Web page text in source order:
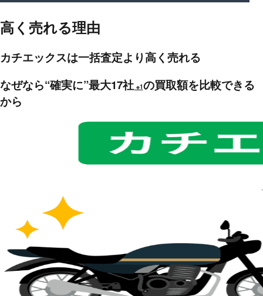
高く売れる理由
カチエックスは一括査定より高く売れる
なぜなら“確実に”最大17社 ※1の買取額を比較できる
から